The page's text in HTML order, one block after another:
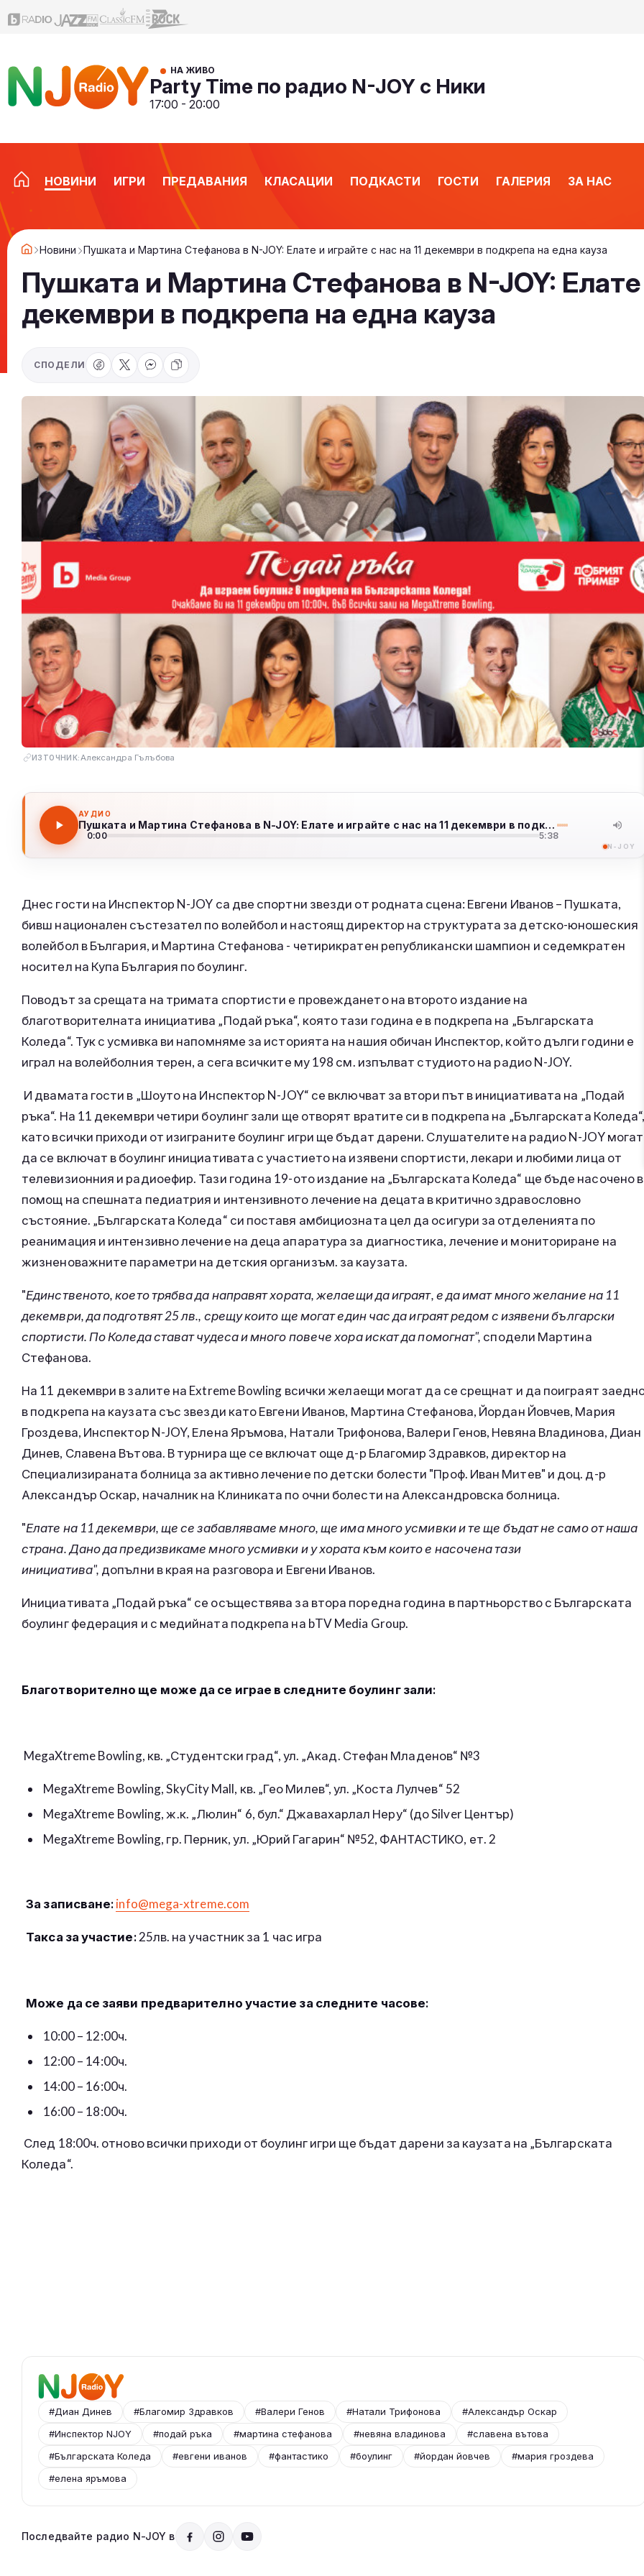
НА ЖИВО
Party Time по радио N-JOY с Ники
17:00 - 20:00
НОВИНИ ИГРИ ПРЕДАВАНИЯ КЛАСАЦИИ ПОДКАСТИ ГОСТИ ГАЛЕРИЯ ЗА НАС
Новини Пушката и Мартина Стефанова в N-JOY: Елате и играйте с нас на 11 декември в подкрепа на една кауза
Пушката и Мартина Стефанова в N-JOY: Елате
декември в подкрепа на една кауза
СПОДЕЛИ
ИЗТОЧНИК: Александра Гълъбова
АУДИО
Пушката и Мартина Стефанова в N-JOY: Елате и играйте с нас на 11 декември в подкрепа на една кауза
0:00 5:38
N-JOY
Днес гости на Инспектор N-JOY са две спортни звезди от родната сцена: Евгени Иванов – Пушката,
бивш национален състезател по волейбол и настоящ директор на структурата за детско-юношеския
волейбол в България, и Мартина Стефанова - четирикратен републикански шампион и седемкратен
носител на Купа България по боулинг.
Поводът за срещата на тримата спортисти е провеждането на второто издание на
благотворителната инициатива „Подай ръка“, която тази година е в подкрепа на „Българската
Коледа“. Тук с усмивка ви напомняме за историята на нашия обичан Инспектор, който дълги години е
играл на волейболния терен, а сега всичките му 198 см. изпълват студиото на радио N-JOY.
И двамата гости в „Шоуто на Инспектор N-JOY“ се включват за втори път в инициативата на „Подай
ръка“. На 11 декември четири боулинг зали ще отворят вратите си в подкрепа на „Българската
като всички приходи от изиграните боулинг игри ще бъдат дарени. Слушателите на радио N-JOY могат
да се включат в боулинг инициативата с участието на изявени спортисти, лекари и любими лица от
телевизионния и радиоефир. Тази година 19-ото издание на „Българската Коледа“ ще бъде насочено в
помощ на спешната педиатрия и интензивното лечение на децата в критично здравословно
състояние. „Българската Коледа“ си поставя амбициозната цел да осигури за отделенията по
реанимация и интензивно лечение на деца апаратура за диагностика, лечение и мониториране на
жизненоважните параметри на детския организъм. за каузата.
"Единственото, което трябва да направят хората, желаещи да играят, е да имат много желание на 11
декември, да подготвят 25 лв., срещу които ще могат един час да играят редом с изявени български
спортисти. По Коледа стават чудеса и много повече хора искат да помогнат", сподели Мартина
Стефанова.
На 11 декември в залите на Extreme Bowling всички желаещи могат да се срещнат и да поиграят
в подкрепа на каузата със звезди като Евгени Иванов, Мартина Стефанова, Йордан Йовчев, Мария
Гроздева, Инспектор N-JOY, Елена Яръмова, Натали Трифонова, Валери Генов, Невяна Владинова, Диан
Динев, Славена Вътова. В турнира ще се включат още д-р Благомир Здравков, директор на
Специализираната болница за активно лечение по детски болести "Проф. Иван Митев" и доц. д-р
Александър Оскар, началник на Клиниката по очни болести на Александровска болница.
"Елате на 11 декември, ще се забавляваме много, ще има много усмивки и те ще бъдат не само от наша
страна. Дано да предизвикаме много усмивки и у хората към които е насочена тази
инициатива", допълни в края на разговора и Евгени Иванов.
Инициативата „Подай ръка“ се осъществява за втора поредна година в партньорство с Българската
боулинг федерация и с медийната подкрепа на bTV Media Group.
Благотворително ще може да се играе в следните боулинг зали:
MegaXtreme Bowling, кв. „Студентски град“, ул. „Акад. Стефан Младенов“ №3
MegaXtreme Bowling, SkyCity Mall, кв. „Гео Милев“, ул. „Коста Лулчев“ 52
MegaXtreme Bowling, ж.к. „Люлин“ 6, бул.“ Джавахарлал Неру“ (до Silver Център)
MegaXtreme Bowling, гр. Перник, ул. „Юрий Гагарин“ №52, ФАНТАСТИКО, ет. 2
За записване:info@mega-xtreme.com
Такса за участие:25лв. на участник за 1 час игра
Може да се заяви предварително участие за следните часове:
10:00 – 12:00ч.
12:00 – 14:00ч.
14:00 – 16:00ч.
16:00 – 18:00ч.
След 18:00ч. отново всички приходи от боулинг игри ще бъдат дарени за каузата на „Българската
Коледа“.
#Диан Динев #Благомир Здравков #Валери Генов #Натали Трифонова
#Александър Оскар
#Инспектор NJOY
#подай ръка #мартина стефанова #невяна владинова
#славена вътова
#Българската Коледа
#евгени иванов #фантастико #боулинг #йордан йовчев
#мария гроздева
#елена яръмова
Последвайте радио N-JOY в